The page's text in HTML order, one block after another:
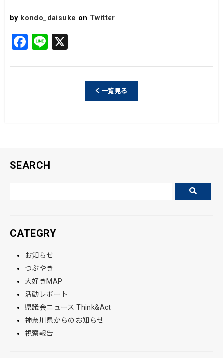
by kondo_daisuke on Twitter
F
a
c
Li
n
e
一覧見る
SEARCH
CATEGRY
お知らせ
つぶやき
大好きMAP
活動レポート
県議会ニュース Think&Act
神奈川県からのお知らせ
視察報告